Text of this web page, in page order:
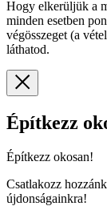
Hogy elkerüljük a
minden esetben
végösszeget (a
láthatod.
Építkezz
Építkezz okosan!
Csatlakozz
újdonságainkra!